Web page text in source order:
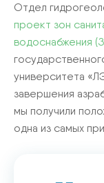
Отдел
проект зон
водоснабжения
университета
завершения
мы получили
одна из самых